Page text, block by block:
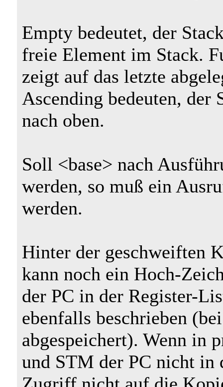
Empty bedeutet, der
freie Element im Stack.
zeigt auf das letzte
Ascending bedeuten, der
nach oben.
Soll <base> nach
werden, so muß ein
werden.
Hinter der geschweiften
kann noch ein Hoch-
der PC in der Register-
ebenfalls beschrieben
abgespeichert). Wenn
und STM der PC nicht in